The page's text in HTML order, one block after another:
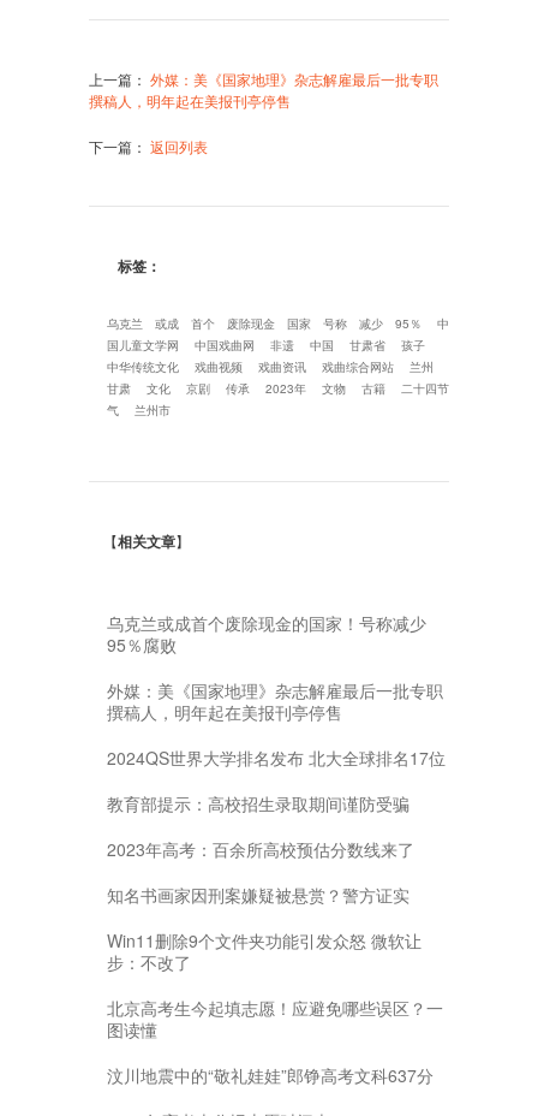
上一篇 ： 外媒：美《国家地理》杂志解雇最后一批专职
撰稿人，明年起在美报刊亭停售
下一篇 ： 返回列表
标签：
乌克兰 或成 首个 废除现金 国家 号称 减少 95％
中
国儿童文学网
中国戏曲网 非遗 中国 甘肃省
孩子
中华传统文化
戏曲视频 戏曲资讯 戏曲综合网站
兰州
甘肃
文化 京剧 传承 2023年 文物 古籍
二十四节
气
兰州市
【相关文章】
乌克兰或成首个废除现金的国家！号称减少
95％腐败
外媒：美《国家地理》杂志解雇最后一批专职
撰稿人，明年起在美报刊亭停售
2024QS世界大学排名发布 北大全球排名17位
教育部提示：高校招生录取期间谨防受骗
2023年高考：百余所高校预估分数线来了
知名书画家因刑案嫌疑被悬赏？警方证实
Win11删除9个文件夹功能引发众怒 微软让
步：不改了
北京高考生今起填志愿！应避免哪些误区？一
图读懂
汶川地震中的“敬礼娃娃”郎铮高考文科637分